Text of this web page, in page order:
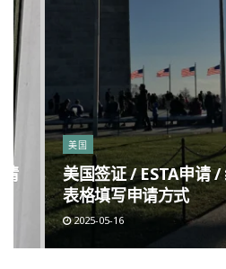
美国
美国签证 / ESTA申请
表格填写申请方式
2025-05-16